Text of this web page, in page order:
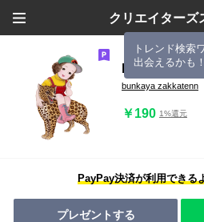
クリエイターズ
トレンド検索
出会えるかも！
bunkaya
bunkaya zakkatenn
￥190 1%還元
PayPay決済が利用できる
プレゼントする